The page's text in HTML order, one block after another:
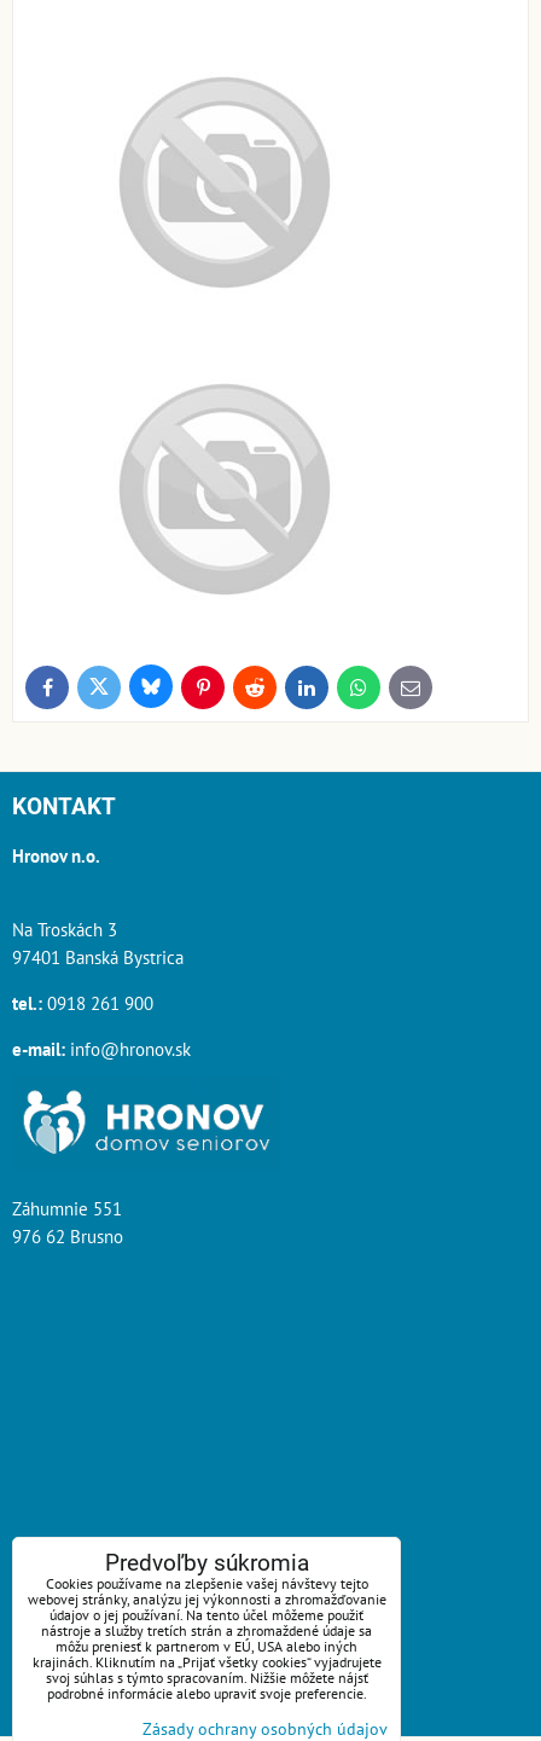
FacebookTwitter BlueskyPinterestReddit LinkedInWhatsApp
E-
mail
KONTAKT
Hronov n.o.
Na Troskách 3
97401 Banská Bystrica
tel.: 0918 261 900
e-mail: info@hronov.sk
Záhumnie 551
976 62 Brusno
ZAVOLÁME VÁM SPÄŤ
Váš telefón:*
Predvoľby súkromia
Cookies používame na zlepšenie vašej návštevy tejto
webovej stránky, analýzu jej výkonnosti a zhromažďovanie
údajov o jej používaní. Na tento účel môžeme použiť
nástroje a služby tretích strán a zhromaždené údaje sa
môžu preniesť k partnerom v EÚ, USA alebo iných
krajinách. Kliknutím na „Prijať všetky cookies“ vyjadrujete
svoj súhlas s týmto spracovaním. Nižšie môžete nájsť
podrobné informácie alebo upraviť svoje preferencie.
Zásady ochrany osobných údajov